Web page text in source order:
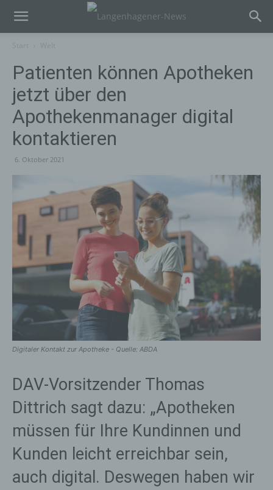
Patienten können Apotheken
jetzt über den
Apothekenmanager digital
kontaktieren
6. Oktober 2021
Digitaler Kontakt zur Apotheke - Quelle: ABDA
DAV-Vorsitzender Thomas
Dittrich sagt dazu: „Apotheken
müssen für Ihre Kundinnen und
Kunden leicht erreichbar sein,
auch digital. Deswegen haben wir